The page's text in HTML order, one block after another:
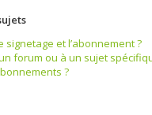
et l’abonnement ?
forum ou à un sujet
?